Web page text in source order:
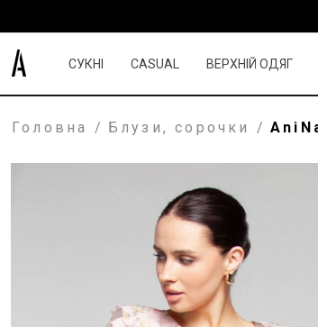
СУКНІ CASUAL ВЕРХНІЙ ОДЯГ
Головна / Блузи, сорочки /